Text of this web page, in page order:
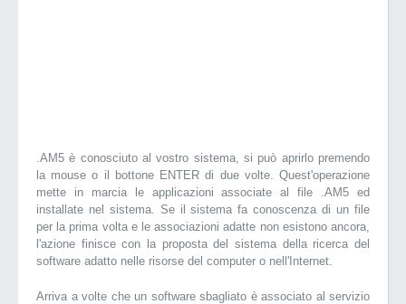
.AM5 è conosciuto al vostro sistema, si può aprirlo premendo
la mouse o il bottone ENTER di due volte. Quest'operazione
mette in marcia le applicazioni associate al file .AM5 ed
installate nel sistema. Se il sistema fa conoscenza di un file
per la prima volta e le associazioni adatte non esistono ancora,
l'azione finisce con la proposta del sistema della ricerca del
software adatto nelle risorse del computer o nell'Internet.
Arriva a volte che un software sbagliato è associato al servizio